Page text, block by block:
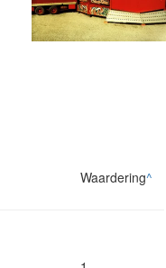
Waardering^